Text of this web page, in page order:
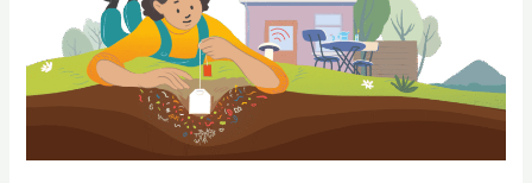
Limburgse
tuinen?